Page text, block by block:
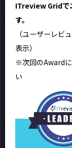
ITreview Gridで
す。
（ユーザーレビ
表示）
※次回のAward
い